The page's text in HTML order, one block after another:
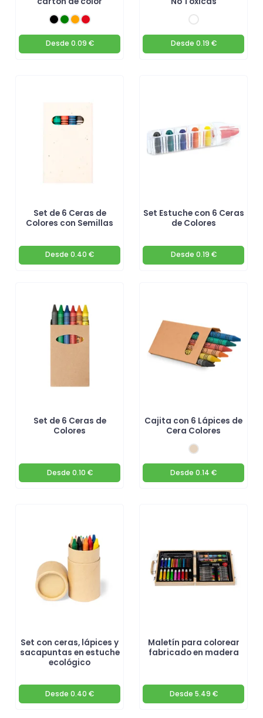
Desde 0.09 € Desde 0.19 €
Set de 6 Ceras de
Colores con Semillas
Desde 0.40 €
Set Estuche con 6 Ceras
de Colores
Desde 0.19 €
Set de 6 Ceras de
Colores
Desde 0.10 €
Cajita con 6 Lápices de
Cera Colores
Desde 0.14 €
Set con ceras, lápices y
sacapuntas en estuche
ecológico
Desde 0.40 €
Maletín para colorear
fabricado en madera
Desde 5.49 €